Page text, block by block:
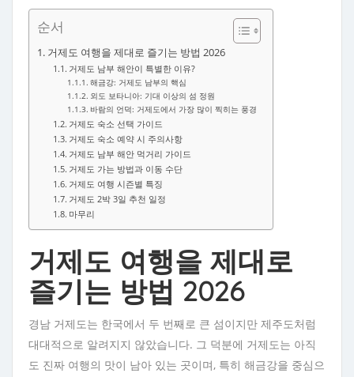
순서
거제도 여행을 제대로 즐기는 방법 2026
거제도 남부 해안이 특별한 이유?
해금강: 거제도 남부의 핵심
외도 보타니아: 기대 이상의 섬 정원
바람의 언덕: 거제도에서 가장 많이 찍히는 풍경
거제도 숙소 선택 가이드
거제도 숙소 예약 시 주의사항
거제도 남부 해안 먹거리 가이드
거제도 가는 방법과 이동 수단
거제도 여행 시즌별 특징
거제도 2박 3일 추천 일정
마무리
거제도 여행을 제대로
즐기는 방법 2026
경남 거제도는 한국에서 두 번째로 큰 섬이지만 제주도처럼
대대적으로 알려지지 않았습니다. 그 덕분에 거제도는 아직
도 진짜 여행의 맛이 남아 있는 곳이며, 특히 해금강을 중심으